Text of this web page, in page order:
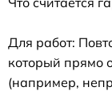
Для работ:
который прямо
(например,